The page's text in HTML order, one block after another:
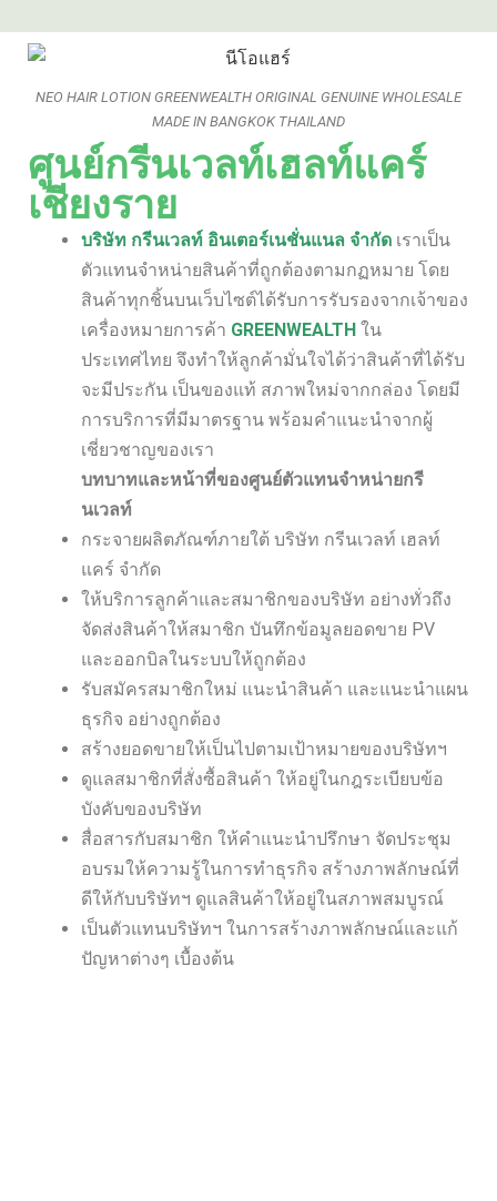
NEO HAIR LOTION GREENWEALTH ORIGINAL GENUINE WHOLESALE
MADE IN BANGKOK THAILAND
ศูนย์กรีนเวลท์เฮลท์แคร์
เชียงราย
บริษัท กรีนเวลท์ อินเตอร์เนชั่นแนล จำกัด เราเป็น
ตัวแทนจำหน่ายสินค้าที่ถูกต้องตามกฏหมาย โดย
สินค้าทุกชิ้นบนเว็บไซต์ได้รับการรับรองจากเจ้าของ
เครื่องหมายการค้า GREENWEALTH ใน
ประเทศไทย จึงทำให้ลูกค้ามั่นใจได้ว่าสินค้าที่ได้รับ
จะมีประกัน เป็นของแท้ สภาพใหม่จากกล่อง โดยมี
การบริการที่มีมาตรฐาน พร้อมคำแนะนำจากผู้
เชี่ยวชาญของเรา
บทบาทและหน้าที่ของศูนย์ตัวแทนจำหน่ายกรี
นเวลท์
กระจายผลิตภัณฑ์ภายใต้ บริษัท กรีนเวลท์ เฮลท์
แคร์ จำกัด
ให้บริการลูกค้าและสมาชิกของบริษัท อย่างทั่วถึง
จัดส่งสินค้าให้สมาชิก บันทึกข้อมูลยอดขาย PV
และออกบิลในระบบให้ถูกต้อง
รับสมัครสมาชิกใหม่ แนะนำสินค้า และแนะนำแผน
ธุรกิจ อย่างถูกต้อง
สร้างยอดขายให้เป็นไปตามเป้าหมายของบริษัทฯ
ดูแลสมาชิกที่สั่งซื้อสินค้า ให้อยู่ในกฎระเบียบข้อ
บังคับของบริษัท
สื่อสารกับสมาชิก ให้คำแนะนำปรึกษา จัดประชุม
อบรมให้ความรู้ในการทำธุรกิจ สร้างภาพลักษณ์ที่
ดีให้กับบริษัทฯ ดูแลสินค้าให้อยู่ในสภาพสมบูรณ์
เป็นตัวแทนบริษัทฯ ในการสร้างภาพลักษณ์และแก้
ปัญหาต่างๆ เบื้องต้น